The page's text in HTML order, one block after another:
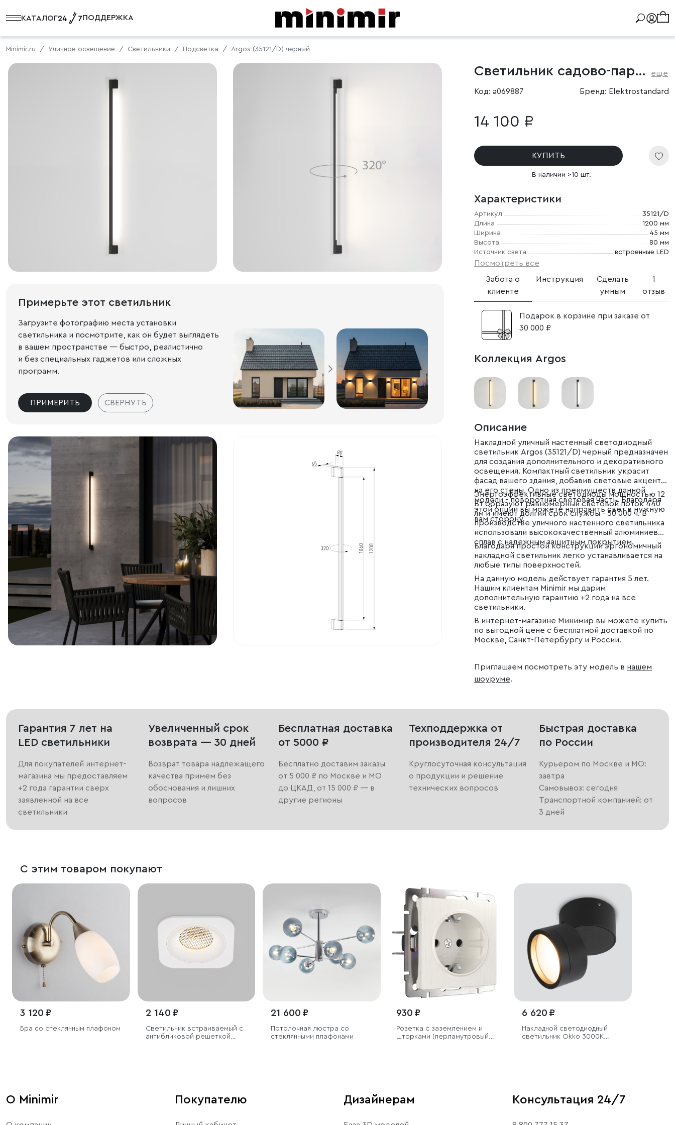
КАТАЛОГ ПОДДЕРЖКА
Minimir.ru Уличное освещение Светильники Подсветка Argos (35121/D) черный
Примерьте этот светильник
Загрузите фотографию места установки
светильника и посмотрите, как он будет выглядеть
в вашем пространстве — быстро, реалистично
и без специальных гаджетов или сложных
программ.
ПРИМЕРИТЬ СВЕРНУТЬ
Светильник садово-парковый поворотный Argos 12W 4000K черный еще
Код: a069887 Бренд: Elektrostandard
14 100 ₽
КУПИТЬ
В наличии >10 шт.
Характеристики
Артикул
35121/D
Длина
1200 мм
Ширина
45 мм
Высота
80 мм
Источник света
встроенные LED
Посмотреть все
Забота о
клиенте
Инструкция
Сделать
умным
1
отзыв
Подарок в корзине при заказе от
30 000 ₽
Коллекция Argos
Описание
Накладной уличный настенный светодиодный
светильник Argos (35121/D) черный предназначен
для создания дополнительного и декоративного
освещения. Компактный светильник украсит
фасад вашего здания, добавив световые акценты
на его стены. Одно из преимуществ данной
модели - поворотная световая часть. Благодаря
этой опции вы можете направить свет в нужную
вам сторону.
Энергоэффективные светодиоды мощностью 12
Вт образуют равномерный световой поток 440
лм и имеют долгий срок службы - 50 000 ч. В
производстве уличного настенного светильника
использовали высококачественный алюминиевый
сплав с надежным защитным покрытием.
Благодаря простой конструкции эргономичный
накладной светильник легко устанавливается на
любые типы поверхностей.
На данную модель действует гарантия 5 лет.
Нашим клиентам Minimir мы дарим
дополнительную гарантию +2 года на все
светильники.
В интернет-магазине Минимир вы можете купить
по выгодной цене с бесплатной доставкой по
Москве, Санкт-Петербургу и России.
Приглашаем посмотреть эту модель в нашем
шоуруме.
Гарантия 7 лет на
LED светильники
Для покупателей интернет-
магазина мы предоставляем
+2 года гарантии сверх
заявленной на все
светильники
Увеличенный срок
возврата — 30 дней
Возврат товара надлежащего
качества примем без
обоснования и лишних
вопросов
Бесплатная доставка
от 5000 ₽
Бесплатно доставим заказы
от 5 000 ₽ по Москве и МО
до ЦКАД, от 15 000 ₽ — в
другие регионы
Техподдержка от
производителя 24/7
Круглосуточная консультация
о продукции и решение
технических вопросов
Быстрая доставка
по России
Курьером по Москве и МО:
завтра
Самовывоз: сегодня
Транспортной компанией: от
3 дней
С этим товаром покупают
3 120 ₽
Бра со стеклянным плафоном
2 140 ₽
Светильник встраиваемый с
антибликовой решеткой
21 600 ₽
Потолочная люстра со
стеклянными плафонами
930 ₽
Розетка с заземлением и
шторками (перламутровый
6 620 ₽
Накладной светодиодный
светильник Okko 3000K
О Minimir Покупателю Дизайнерам Консультация 24/7